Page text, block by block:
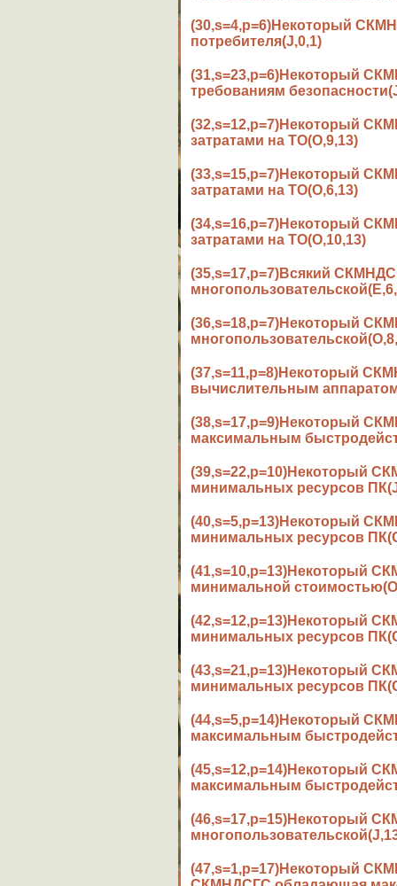
(30,s=4,p=6)Некоторый
потребителя(J,0,1)
(31,s=23,p=6)Некоторый
требованиям
(32,s=12,p=7)Некоторый
затратами на ТО(O,9,13)
(33,s=15,p=7)Некоторый
затратами на ТО(O,6,13)
(34,s=16,p=7)Некоторый
затратами на ТО(O,10,13)
(35,s=17,p=7)Всякий
(36,s=18,p=7)Некоторый
(37,s=11,p=8)Некоторый
вычислительным
(38,s=17,p=9)Некоторый
максимальным
(39,s=22,p=10)Некоторый
минимальных ресурсов
(40,s=5,p=13)Некоторый
минимальных ресурсов
(41,s=10,p=13)Некоторый
минимальной
(42,s=12,p=13)Некоторый
минимальных ресурсов
(43,s=21,p=13)Некоторый
минимальных ресурсов
(44,s=5,p=14)Некоторый
максимальным
(45,s=12,p=14)Некоторый
максимальным
(46,s=17,p=15)Некоторый
(47,s=1,p=17)Некоторый